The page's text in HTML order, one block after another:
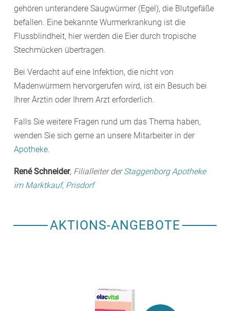
gehören unterandere Saugwürmer (Egel), die Blutgefäße
befallen. Eine bekannte Wurmerkrankung ist die
Flussblindheit, hier werden die Eier durch tropische
Stechmücken übertragen.
Bei Verdacht auf eine Infektion, die nicht von
Madenwürmern hervorgerufen wird, ist ein Besuch bei
Ihrer Ärztin oder Ihrem Arzt erforderlich.
Falls Sie weitere Fragen rund um das Thema haben,
wenden Sie sich gerne an unsere Mitarbeiter in der
Apotheke.
René Schneider, Filialleiter derStaggenborg Apotheke
im Marktkauf, Prisdorf
AKTIONS-ANGEBOTE